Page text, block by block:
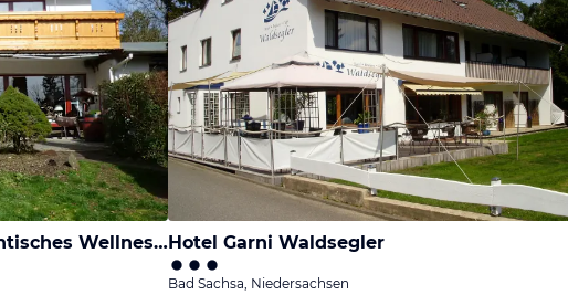
Landhaus Helmboldt Romantisches Wellness-HotelHotel Garni Waldsegler
Bad Sachsa, Niedersachsen